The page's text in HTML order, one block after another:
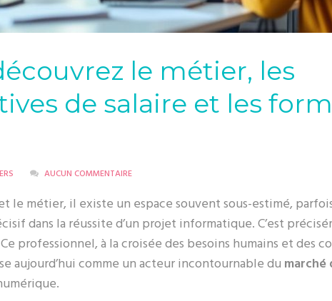
le métier, les
de salaire et les
AUCUN COMMENTAIRE
le métier, il existe un espace souvent sous-estimé,
dans la réussite d’un projet informatique. C’est
professionnel, à la croisée des besoins humains et des
aujourd’hui comme un acteur incontournable du marché